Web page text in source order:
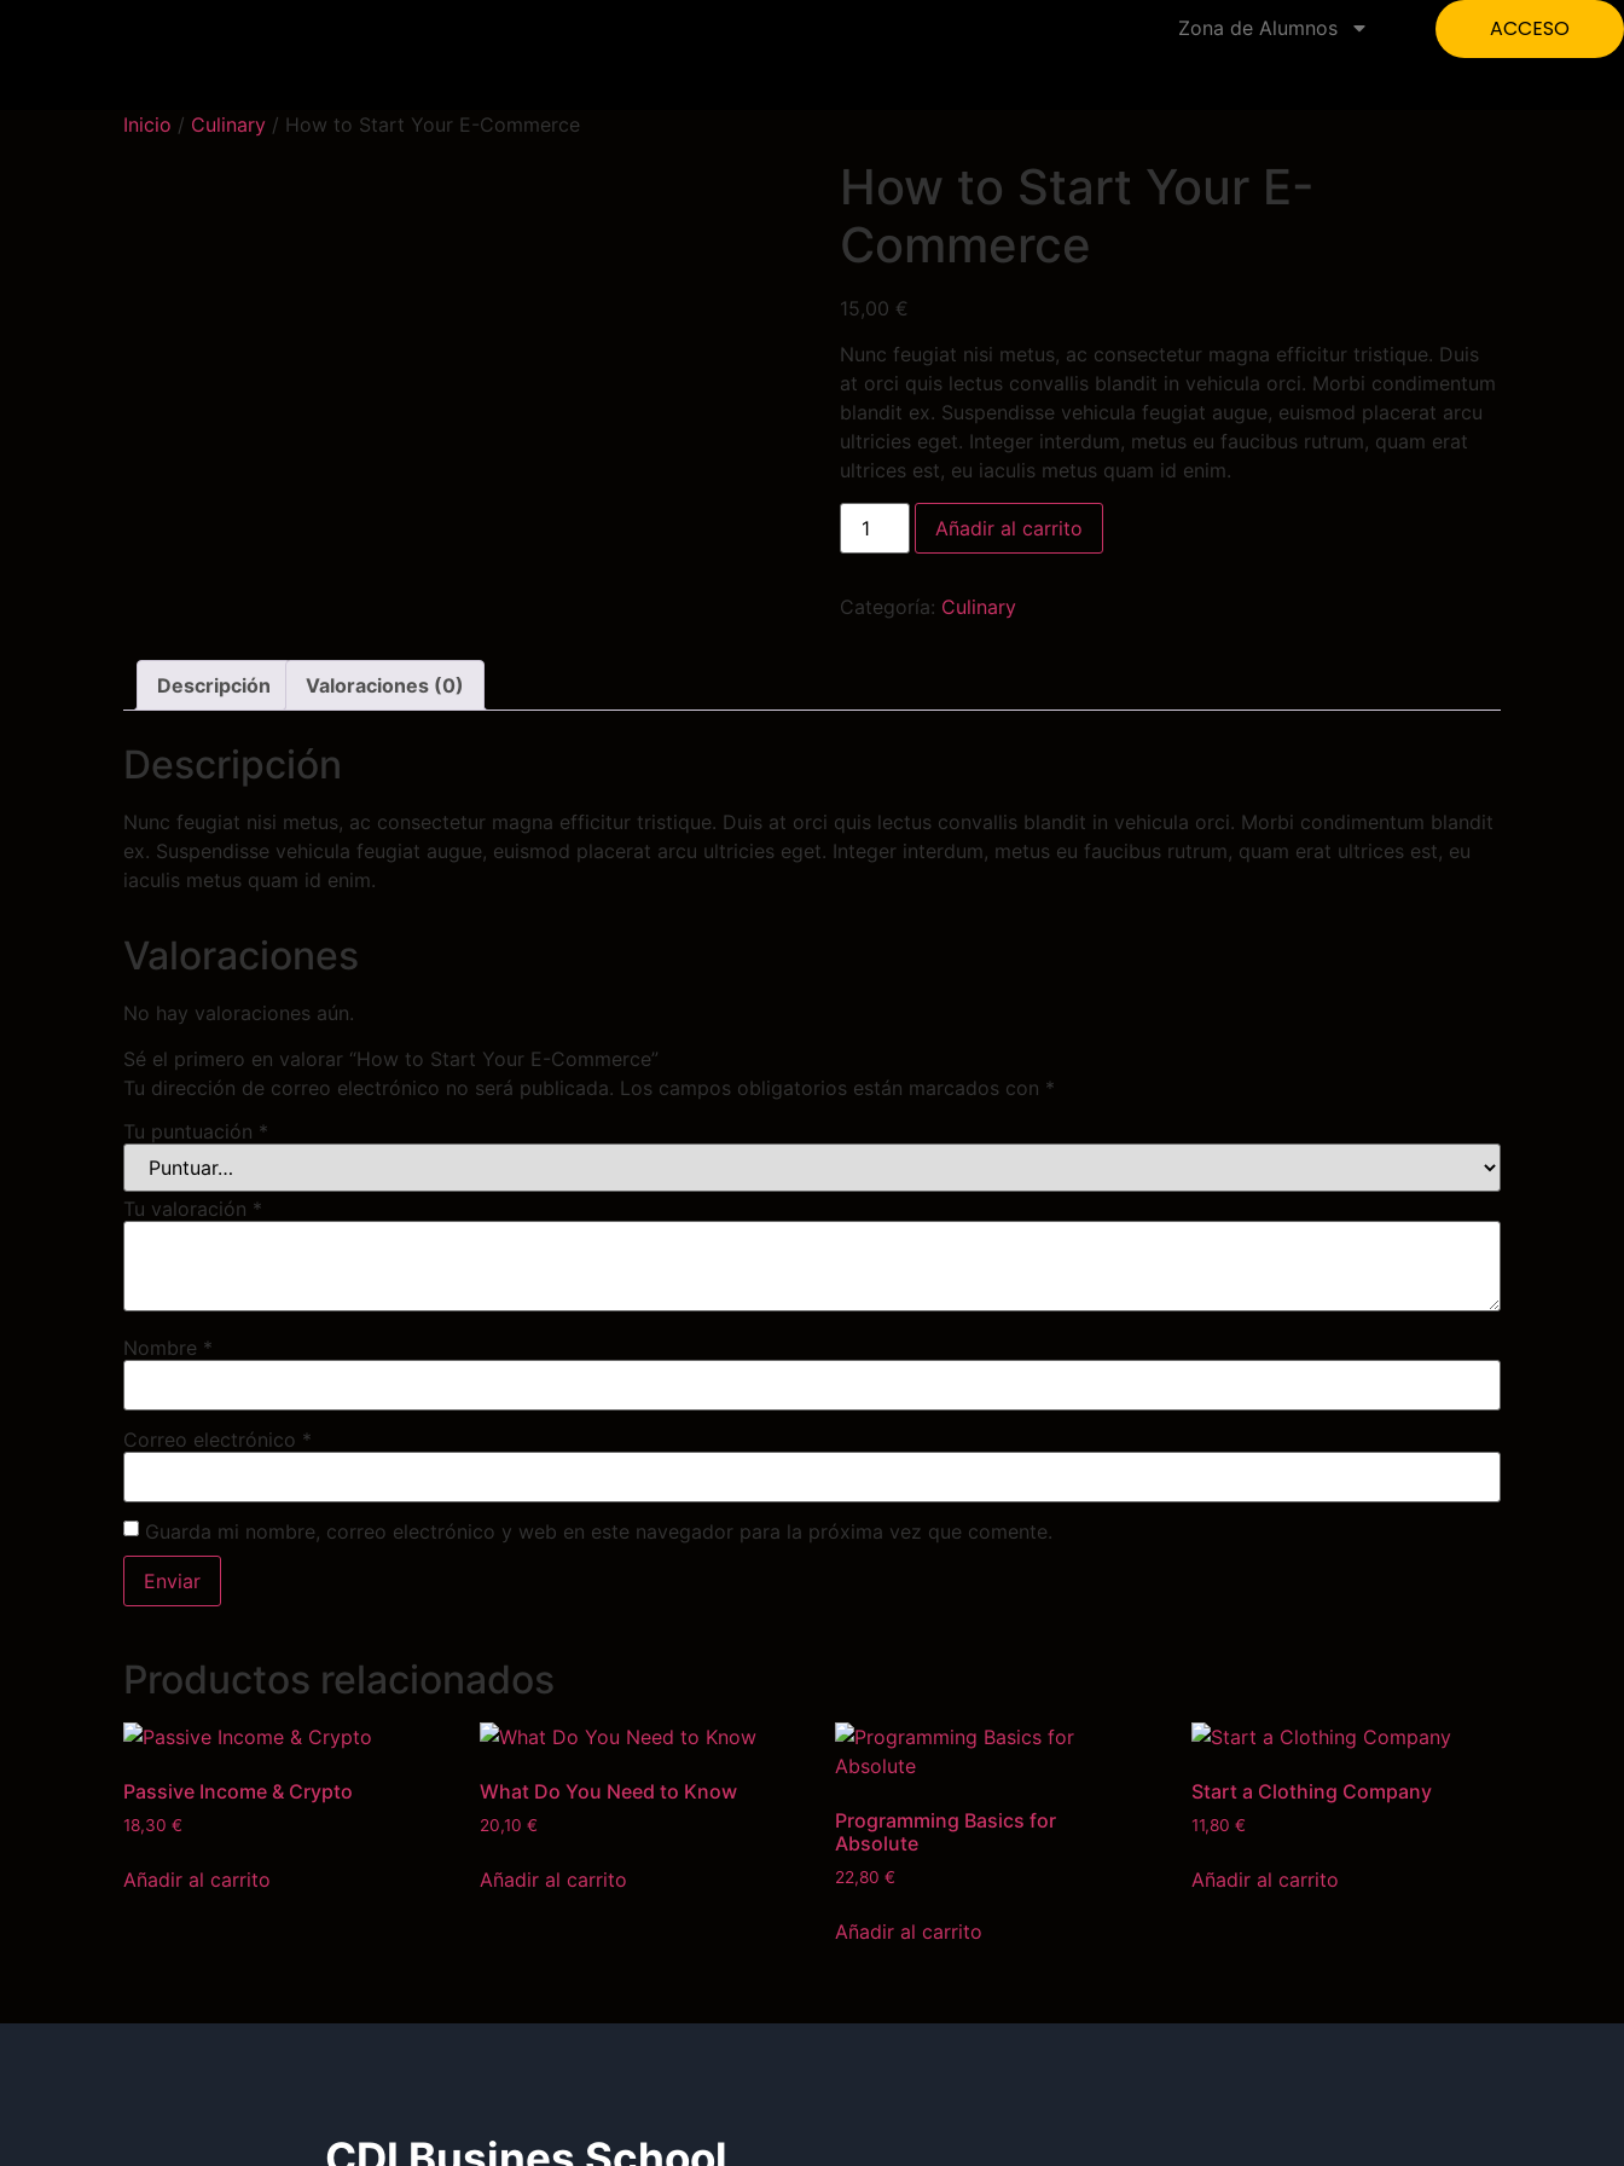
Zona de Alumnos ACCESO
Inicio / Culinary / How to Start Your E-Commerce
How to Start Your E-
Commerce
15,00 €
Nunc feugiat nisi metus, ac consectetur magna efficitur tristique. Duis
at orci quis lectus convallis blandit in vehicula orci. Morbi condimentum
blandit ex. Suspendisse vehicula feugiat augue, euismod placerat arcu
ultricies eget. Integer interdum, metus eu faucibus rutrum, quam erat
ultrices est, eu iaculis metus quam id enim.
Añadir al carrito
Categoría: Culinary
Descripción Valoraciones (0)
Descripción
Nunc feugiat nisi metus, ac consectetur magna efficitur tristique. Duis at orci quis lectus convallis blandit in vehicula orci. Morbi condimentum blandit
ex. Suspendisse vehicula feugiat augue, euismod placerat arcu ultricies eget. Integer interdum, metus eu faucibus rutrum, quam erat ultrices est, eu
iaculis metus quam id enim.
Valoraciones
No hay valoraciones aún.
Sé el primero en valorar “How to Start Your E-Commerce”
Tu dirección de correo electrónico no será publicada. Los campos obligatorios están marcados con *
Tu puntuación *
Tu valoración *
Nombre *
Correo electrónico *
Guarda mi nombre, correo electrónico y web en este navegador para la próxima vez que comente.
Productos relacionados
Passive Income & Crypto
18,30 €
Añadir al carrito
What Do You Need to Know
20,10 €
Añadir al carrito
Programming Basics for
Absolute
22,80€
Añadir al carrito
Start a Clothing Company
11,80€
Añadir al carrito